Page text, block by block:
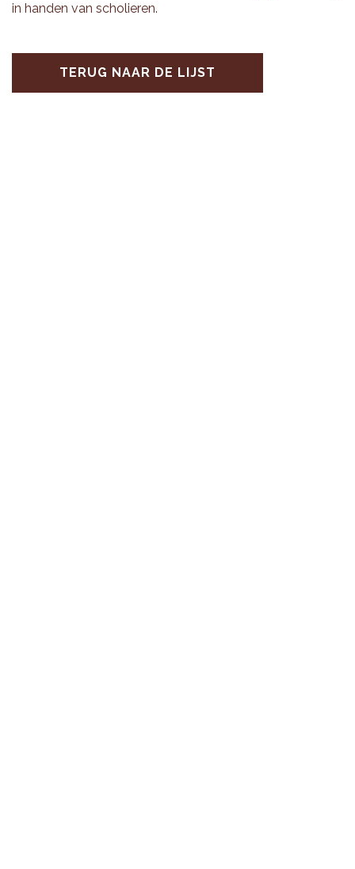
in han­den van scho­lie­ren.
TERUG NAAR DE LIJST